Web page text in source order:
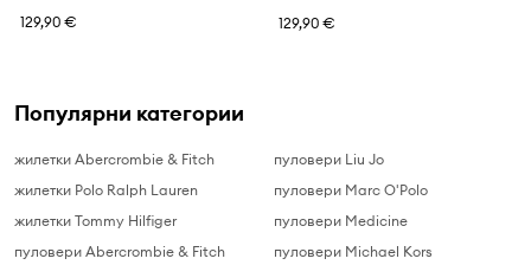
129,90 €
129,90 €
Популярни категории
жилетки Abercrombie & Fitch
жилетки Polo Ralph Lauren
жилетки Tommy Hilfiger
пуловери Abercrombie & Fitch
пуловери Liu Jo
пуловери Marc O'Polo
пуловери Medicine
пуловери Michael Kors